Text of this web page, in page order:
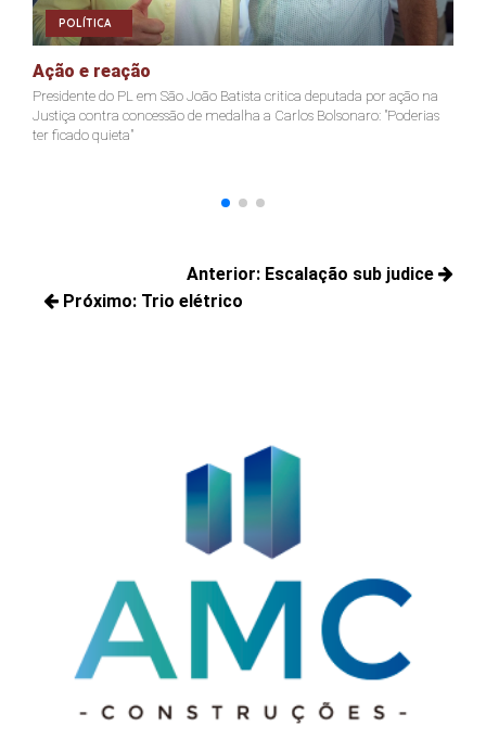
POLÍTICA
Ação e reação
Presidente do PL em São João Batista critica deputada por ação na
Justiça contra concessão de medalha a Carlos Bolsonaro: "Poderias
ter ficado quieta"
Navegação
de
Anterior: Escalação sub judice
Próximo: Trio elétrico